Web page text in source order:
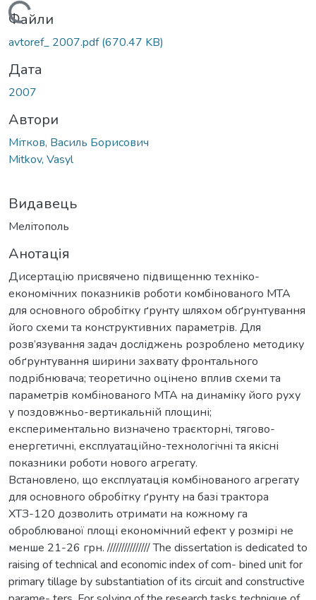
Файли
avtoref_ 2007.pdf(670.47 KB)
Дата
2007
Автори
Мітков, Василь Борисович
Mitkov, Vasyl
Видавець
Мелітополь
Анотація
Дисертацію присвячено підвищенню техніко-
економічних показників роботи комбінованого МТА
для основного обробітку ґрунту шляхом обґрунтування
його схеми та конструктивних параметрів. Для
розв’язування задач досліджень розроблено методику
обґрунтування ширини захвату фронтального
подрібнювача; теоретично оцінено вплив схеми та
параметрів комбінованого МТА на динаміку його руху
у поздовжньо-вертикальній площині;
експериментально визначено траєкторні, тягово-
енергетичні, експлуатаційно-технологічні та якісні
показники роботи нового агрегату.
Встановлено, що експлуатація комбінованого агрегату
для основного обробітку ґрунту на базі трактора
ХТЗ-120 дозволить отримати на кожному га
оброблюваної площі економічний ефект у розмірі не
менше 21-26 грн. /////////////// The dissertation is dedicated to
raising of technical and economic index of com- bined unit for
primary tillage by substantiation of its circuit and constructive